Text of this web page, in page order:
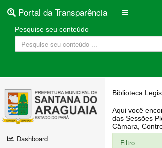
Portal da Transparência
Pesquise seu conteúdo
Dashboard
Biblioteca
Aqui você encontra as Leis Ordinárias, Leis
das Sessões Plenárias, Regulamentação da LAI, Atos de Julgamento do Governo, Agenda Externa do presidente, Relatório do Controle Interno, Projetos em tramitação na
Filtro